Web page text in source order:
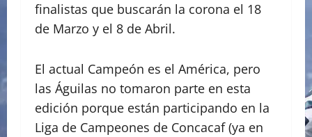
finalistas que buscarán la corona el 18
de Marzo y el 8 de Abril.
El actual Campeón es el América, pero
las Águilas no tomaron parte en esta
edición porque están participando en la
Liga de Campeones de Concacaf (ya en